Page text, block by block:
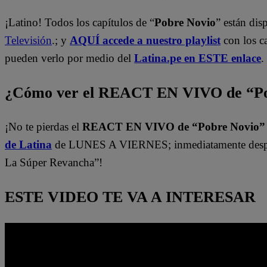
¡Latino! Todos los capítulos de “Pobre Novio” están
Televisión.; y AQUÍ accede a nuestro playlist con los
pueden verlo por medio del Latina.pe en ESTE enlace.
¿Cómo ver el REACT EN VIVO de
¡No te pierdas el REACT EN VIVO de “Pobre
de Latina de LUNES A VIERNES; inmediatamente
La Súper Revancha”!
ESTE VIDEO TE VA A INTERESAR